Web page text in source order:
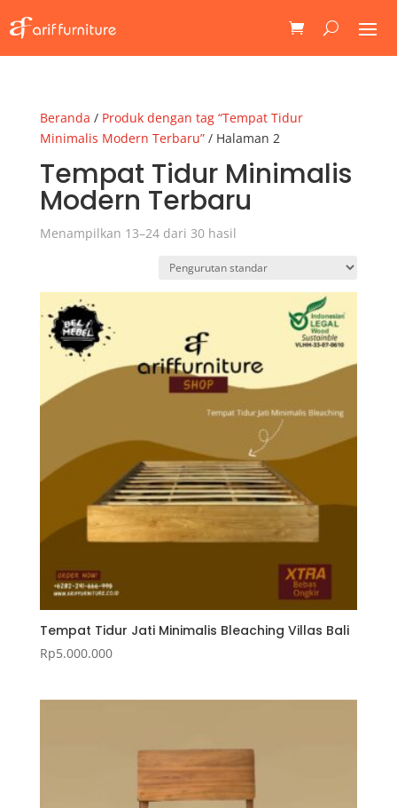
Beranda / Produk dengan tag “Tempat Tidur
Minimalis Modern Terbaru”/ Halaman 2
Tempat Tidur Minimalis
Modern Terbaru
Menampilkan 13–24 dari 30 hasil
Tempat Tidur Jati Minimalis Bleaching Villas Bali
Rp5.000.000